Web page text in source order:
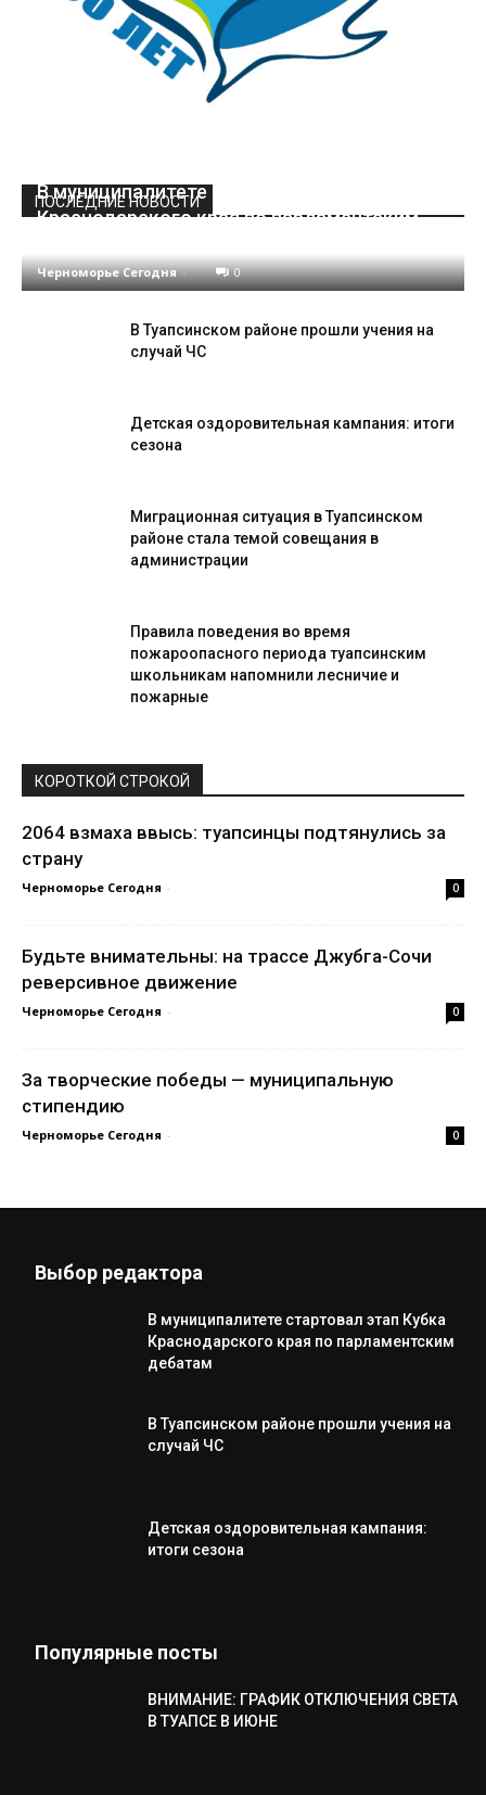
ПОСЛЕДНИЕ НОВОСТИ
В муниципалитете стартовал этап Кубка
Краснодарского края по парламентским
Черноморье Сегодня - 0
В Туапсинском районе прошли учения на
случай ЧС
Детская оздоровительная кампания: итоги
сезона
Миграционная ситуация в Туапсинском
районе стала темой совещания в
администрации
Правила поведения во время
пожароопасного периода туапсинским
школьникам напомнили лесничие и
пожарные
КОРОТКОЙ СТРОКОЙ
2064 взмаха ввысь: туапсинцы подтянулись за
страну
Черноморье Сегодня - 0
Будьте внимательны: на трассе Джубга-Сочи
реверсивное движение
Черноморье Сегодня - 0
За творческие победы — муниципальную
стипендию
Черноморье Сегодня - 0
Выбор редактора
В муниципалитете стартовал этап Кубка
Краснодарского края по парламентским
дебатам
В Туапсинском районе прошли учения на
случай ЧС
Детская оздоровительная кампания:
итоги сезона
Популярные посты
ВНИМАНИЕ: ГРАФИК ОТКЛЮЧЕНИЯ СВЕТА
В ТУАПСЕ В ИЮНЕ